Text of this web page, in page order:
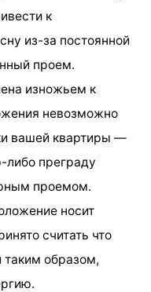
к
из-за постоянной
проем.
изножьем к
невозможно
вашей квартиры —
либо преграду
проемом.
носит
считать что
таким образом,